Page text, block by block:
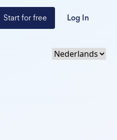
Start for free Log In